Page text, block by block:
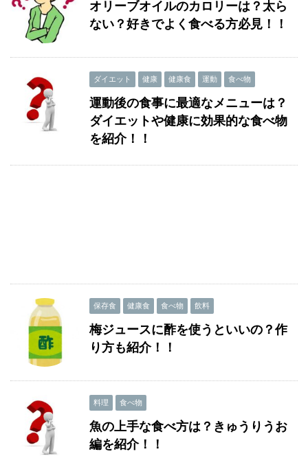
オリーブオイルのカロリーは？太ら
ない？好きでよく食べる方必見！！
ダイエット 健康 健康食 運動 食べ物
運動後の食事に最適なメニューは？
ダイエットや健康に効果的な食べ物
を紹介！！
保存食 健康食 食べ物 飲料
梅ジュースに酢を使うといいの？作
り方も紹介！！
料理 食べ物
魚の上手な食べ方は？きゅうりうお
編を紹介！！